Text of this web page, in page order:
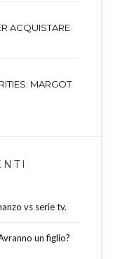
ACQUISTARE
MARGOT
vs serie tv.
un figlio?